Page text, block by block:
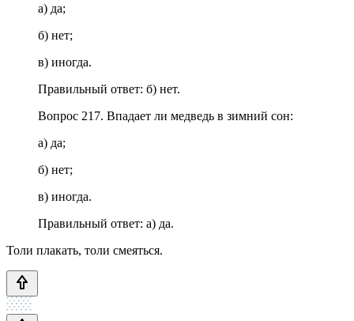
а) да;
б) нет;
в) иногда.
Правильный ответ: б) нет.
Вопрос 217. Впадает ли медведь в зимний сон:
а) да;
б) нет;
в) иногда.
Правильный ответ: а) да.
Толи плакать, толи смеяться.